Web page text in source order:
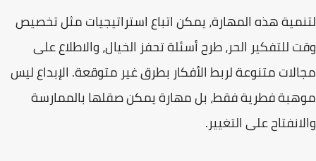
لتنمية هذه المهارة، يمكن اتباع استراتيجيات مثل تخصيص
وقت للتفكير الحر، طرح أسئلة تحفز الخيال، والاطلاع على
مجالات متنوعة لربط الأفكار بطرق غير متوقعة. الإبداع ليس
موهبة فطرية فقط، بل مهارة يمكن صقلها بالممارسة
والانفتاح على التغيير.